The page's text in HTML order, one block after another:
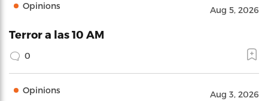
Opinions Aug 5, 2026
Terror a las 10 AM
0
Opinions Aug 3, 2026